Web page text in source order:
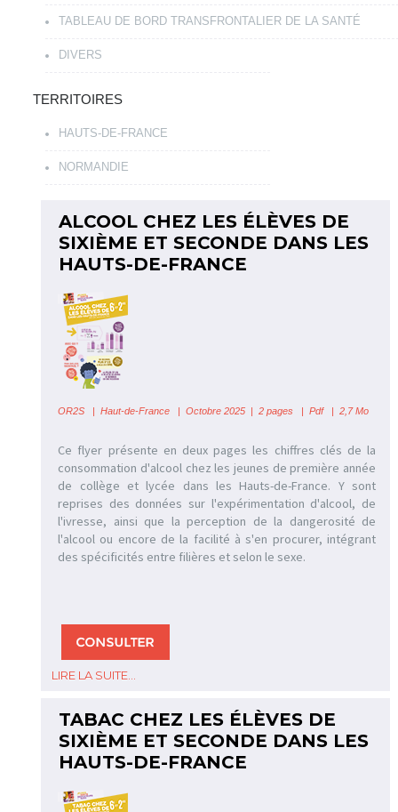
TABLEAU DE BORD TRANSFRONTALIER DE LA SANTÉ
DIVERS
TERRITOIRES
HAUTS-DE-FRANCE
NORMANDIE
ALCOOL CHEZ LES ÉLÈVES DE
SIXIÈME ET SECONDE DANS LES
HAUTS-DE-FRANCE
OR2S |Haut-de-France | Octobre 2025 | 2 pages | Pdf | 2,7 Mo
Ce flyer présente en deux pages les chiffres clés de la
consommation d'alcool chez les jeunes de première année
de collège et lycée dans les Hauts-de-France. Y sont
reprises des données sur l'expérimentation d'alcool, de
l'ivresse, ainsi que la perception de la dangerosité de
l'alcool ou encore de la facilité à s'en procurer, intégrant
des spécificités entre filières et selon le sexe.
LIRE LA SUITE...
TABAC CHEZ LES ÉLÈVES DE
SIXIÈME ET SECONDE DANS LES
HAUTS-DE-FRANCE